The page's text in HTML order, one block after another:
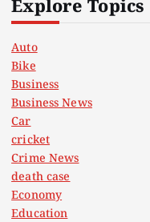
Explore Topics
Auto
Bike
Business
Business News
Car
cricket
Crime News
death case
Economy
Education